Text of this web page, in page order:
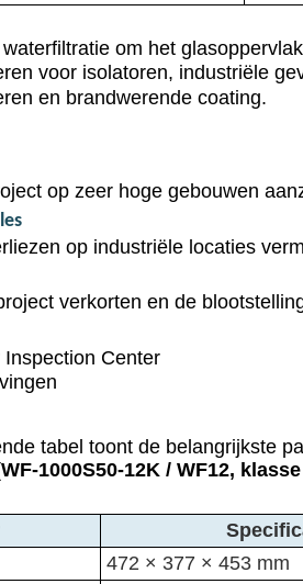
om het
voor isolatoren, industriële
en brandwerende coating.
op zeer hoge gebouwen
op industriële locaties
verkorten en de
Center
tabel toont de belangrijkste
1000S50-12K / WF12,
472 × 377 × 453 mm